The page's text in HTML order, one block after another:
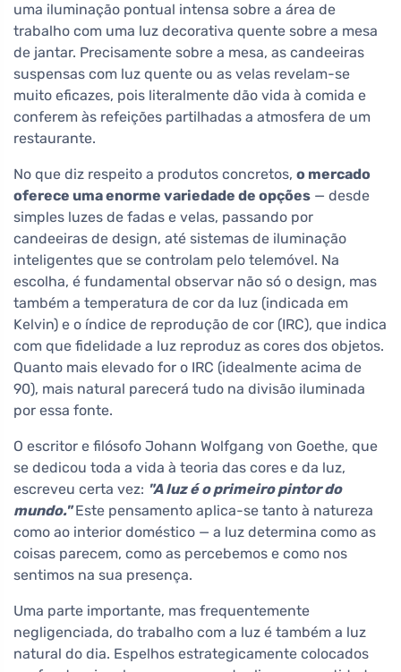
uma iluminação pontual intensa sobre a área de
trabalho com uma luz decorativa quente sobre a mesa
de jantar. Precisamente sobre a mesa, as candeeiras
suspensas com luz quente ou as velas revelam-se
muito eficazes, pois literalmente dão vida à comida e
conferem às refeições partilhadas a atmosfera de um
restaurante.
No que diz respeito a produtos concretos, o mercado
oferece uma enorme variedade de opções — desde
simples luzes de fadas e velas, passando por
candeeiras de design, até sistemas de iluminação
inteligentes que se controlam pelo telemóvel. Na
escolha, é fundamental observar não só o design, mas
também a temperatura de cor da luz (indicada em
Kelvin) e o índice de reprodução de cor (IRC), que indica
com que fidelidade a luz reproduz as cores dos objetos.
Quanto mais elevado for o IRC (idealmente acima de
90), mais natural parecerá tudo na divisão iluminada
por essa fonte.
O escritor e filósofo Johann Wolfgang von Goethe, que
se dedicou toda a vida à teoria das cores e da luz,
escreveu certa vez: "A luz é o primeiro pintor do
mundo."Este pensamento aplica-se tanto à natureza
como ao interior doméstico — a luz determina como as
coisas parecem, como as percebemos e como nos
sentimos na sua presença.
Uma parte importante, mas frequentemente
negligenciada, do trabalho com a luz é também a luz
natural do dia. Espelhos estrategicamente colocados